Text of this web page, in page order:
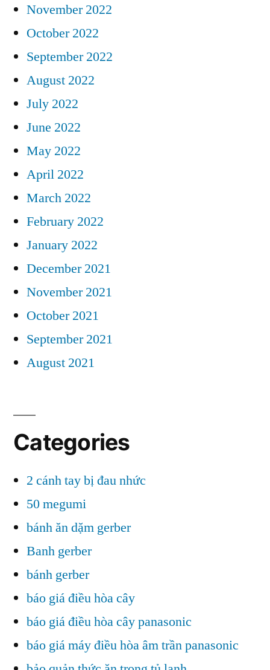
November 2022
October 2022
September 2022
August 2022
July 2022
June 2022
May 2022
April 2022
March 2022
February 2022
January 2022
December 2021
November 2021
October 2021
September 2021
August 2021
Categories
2 cánh tay bị đau nhức
50 megumi
bánh ăn dặm gerber
Banh gerber
bánh gerber
báo giá điều hòa cây
báo giá điều hòa cây panasonic
báo giá máy điều hòa âm trần panasonic